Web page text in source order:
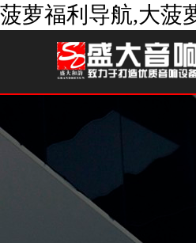
菠萝福利导航,大菠